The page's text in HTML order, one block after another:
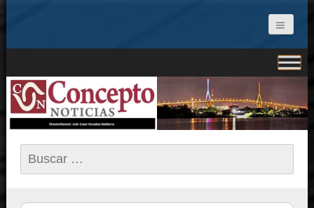
CONCEPTO NOTICIAS
Buscar: